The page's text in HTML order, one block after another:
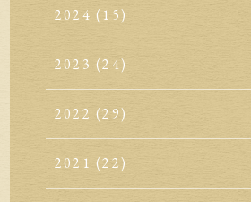
2024 (15)
2023 (24)
2022 (29)
2021 (22)